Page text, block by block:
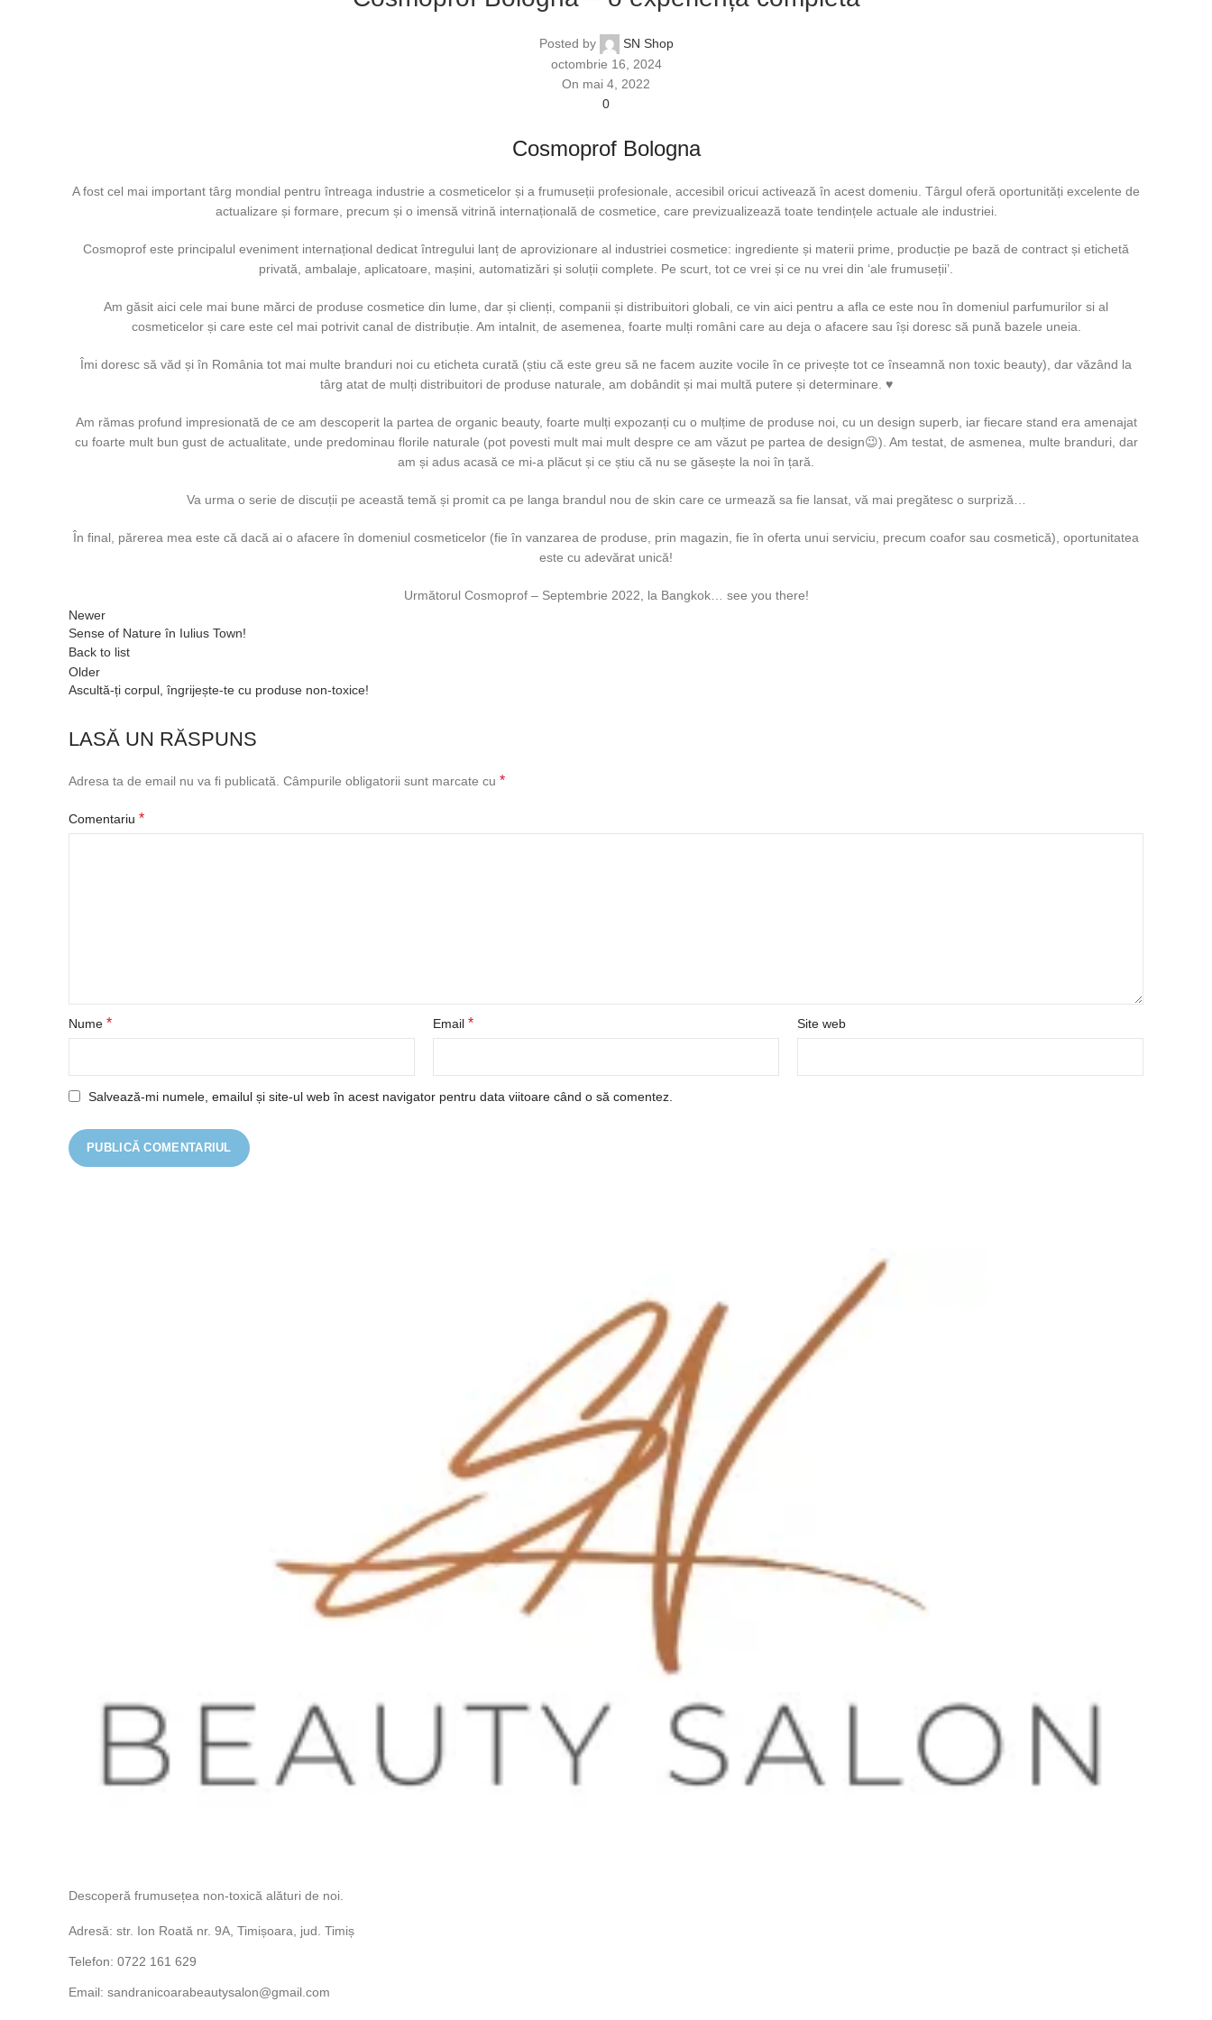
Posted by
SN Shop
octombrie 16, 2024
On mai 4, 2022
0
Cosmoprof Bologna
A fost cel mai important târg mondial pentru întreaga industrie a cosmeticelor și a frumuseții profesionale, accesibil oricui activează în acest domeniu. Târgul oferă oportunități excelente de
actualizare și formare, precum și o imensă vitrină internațională de cosmetice, care previzualizează toate tendințele actuale ale industriei.
Cosmoprof este principalul eveniment internațional dedicat întregului lanț de aprovizionare al industriei cosmetice: ingrediente și materii prime, producție pe bază de contract și etichetă
privată, ambalaje, aplicatoare, mașini, automatizări și soluții complete. Pe scurt, tot ce vrei și ce nu vrei din ‘ale frumuseții’.
Am găsit aici cele mai bune mărci de produse cosmetice din lume, dar și clienți, companii și distribuitori globali, ce vin aici pentru a afla ce este nou în domeniul parfumurilor si al
cosmeticelor și care este cel mai potrivit canal de distribuție. Am intalnit, de asemenea, foarte mulți români care au deja o afacere sau își doresc să pună bazele uneia.
Îmi doresc să văd și în România tot mai multe branduri noi cu eticheta curată (știu că este greu să ne facem auzite vocile în ce privește tot ce înseamnă non toxic beauty), dar văzând la
târg atat de mulți distribuitori de produse naturale, am dobândit și mai multă putere și determinare. ♥️
Am rămas profund impresionată de ce am descoperit la partea de organic beauty, foarte mulți expozanți cu o mulțime de produse noi, cu un design superb, iar fiecare stand era amenajat
cu foarte mult bun gust de actualitate, unde predominau florile naturale (pot povesti mult mai mult despre ce am văzut pe partea de design😉). Am testat, de asmenea, multe branduri, dar
am și adus acasă ce mi-a plăcut și ce știu că nu se găsește la noi în țară.
Va urma o serie de discuții pe această temă și promit ca pe langa brandul nou de skin care ce urmează sa fie lansat, vă mai pregătesc o surpriză…
În final, părerea mea este că dacă ai o afacere în domeniul cosmeticelor (fie în vanzarea de produse, prin magazin, fie în oferta unui serviciu, precum coafor sau cosmetică), oportunitatea
este cu adevărat unică!
Următorul Cosmoprof – Septembrie 2022, la Bangkok… see you there!
Newer
Sense of Nature în Iulius Town!
Back to list
Older
Ascultă-ți corpul, îngrijește-te cu produse non-toxice!
LASĂ UN RĂSPUNS
Adresa ta de email nu va fi publicată. Câmpurile obligatorii sunt marcate cu *
Comentariu *
Nume * Email * Site web
Salvează-mi numele, emailul și site-ul web în acest navigator pentru data viitoare când o să comentez.
Descoperă frumusețea non-toxică alături de noi.
Adresă: str. Ion Roată nr. 9A, Timișoara, jud. Timiș
Telefon: 0722 161 629
Email: sandranicoarabeautysalon@gmail.com